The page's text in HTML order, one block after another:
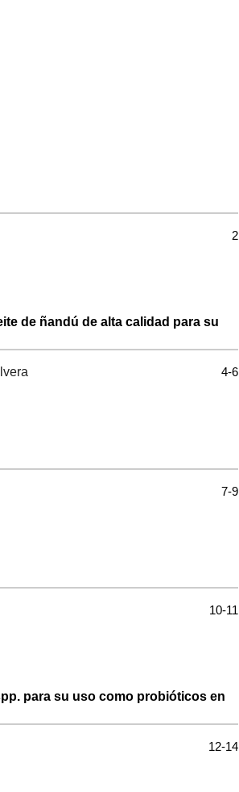
2
de ñandú de alta calidad para su
4-6
7-9
10-11
para su uso como probióticos en
12-14